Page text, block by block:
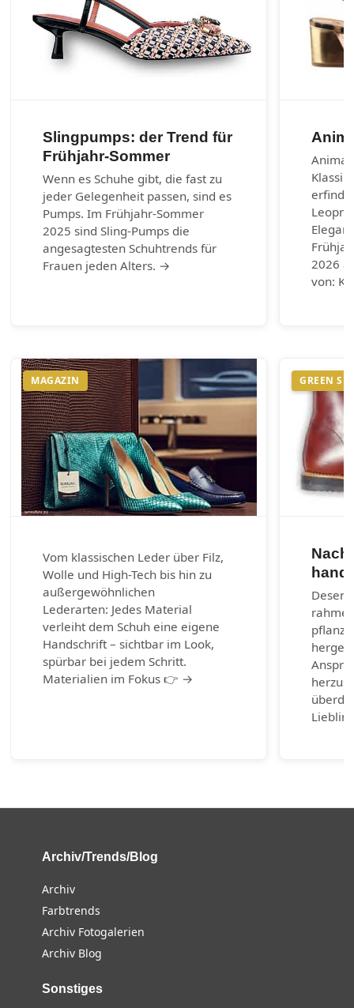
Slingpumps: der Trend für
Frühjahr-Sommer
Wenn es Schuhe gibt, die fast zu
jeder Gelegenheit passen, sind es
Pumps. Im Frühjahr-Sommer
2025 sind Sling-Pumps die
angesagtesten Schuhtrends für
Frauen jeden Alters. →
2026
von:
MAGAZIN
Vom klassischen Leder über Filz,
Wolle und High-Tech bis hin zu
außergewöhnlichen
Lederarten: Jedes Material
verleiht dem Schuh eine eigene
Handschrift – sichtbar im Look,
spürbar bei jedem Schritt.
Materialien im Fokus 👉 →
GREEN
Archiv/Trends/Blog
Archiv
Farbtrends
Archiv Fotogalerien
Archiv Blog
Sonstiges